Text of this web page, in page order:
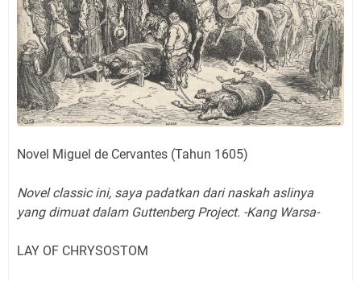
Novel Miguel de Cervantes (Tahun 1605)
Novel classic ini, saya padatkan dari naskah aslinya
yang dimuat dalam Guttenberg Project. -Kang Warsa-
LAY OF CHRYSOSTOM